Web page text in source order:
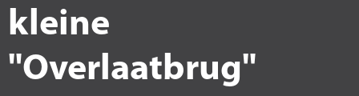
kleine
"Overlaatbrug"